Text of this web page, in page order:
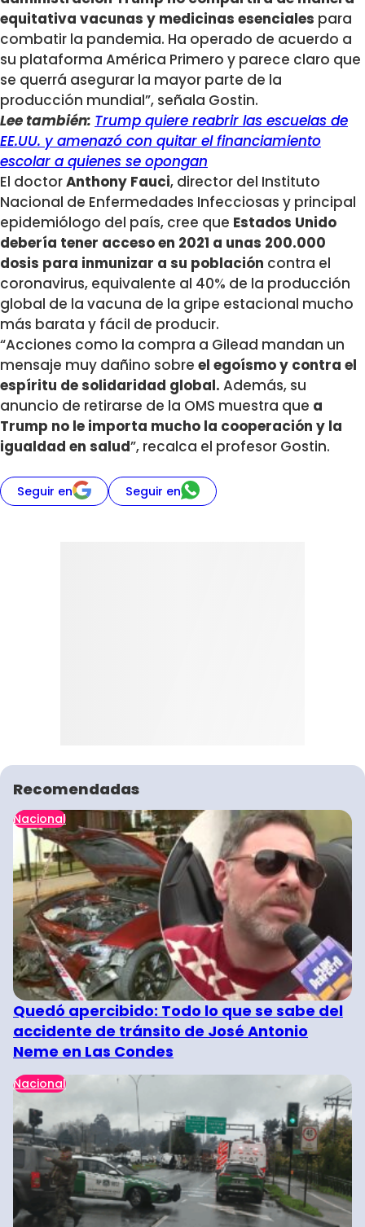
equitativa vacunas y medicinas esenciales para
combatir la pandemia. Ha operado de acuerdo a
su plataforma América Primero y parece claro que
se querrá asegurar la mayor parte de la
producción mundial”, señala Gostin.
Lee también: Trump quiere reabrir las escuelas de
EE.UU. y amenazó con quitar el financiamiento
escolar a quienes se opongan
El doctorAnthony Fauci, director del Instituto
Nacional de Enfermedades Infecciosas y principal
epidemiólogo del país, cree que Estados Unido
debería tener acceso en 2021 a unas 200.000
dosis para inmunizar a su población contra el
coronavirus, equivalente al 40% de la producción
global de la vacuna de la gripe estacional mucho
más barata y fácil de producir.
“Acciones como la compra a Gilead mandan un
mensaje muy dañino sobre el egoísmo y contra el
espíritu de solidaridad global. Además, su
anuncio de retirarse de la OMS muestra que a
Trump no le importa mucho la cooperación y la
igualdad en salud”, recalca el profesor Gostin.
Seguir en Seguir en
Recomendadas
Nacional
Quedó apercibido: Todo lo que se sabe del
accidente de tránsito de José Antonio
Neme en Las Condes
Nacional